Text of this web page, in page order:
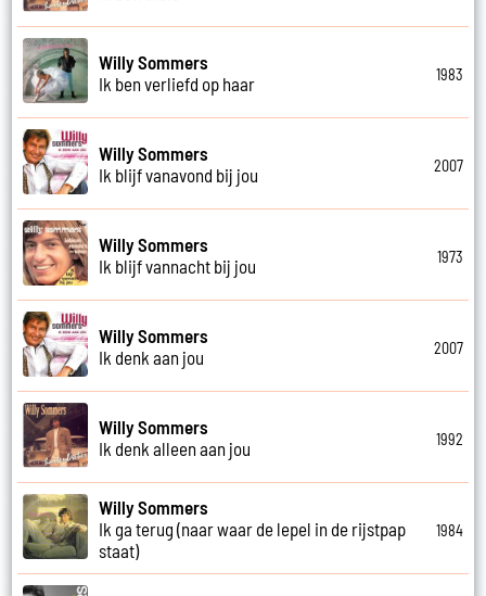
Willy Sommers
Ik ben verliefd op haar
1983
Willy Sommers
Ik blijf vanavond bij jou
2007
Willy Sommers
Ik blijf vannacht bij jou
1973
Willy Sommers
Ik denk aan jou
2007
Willy Sommers
Ik denk alleen aan jou
1992
Willy Sommers
Ik ga terug (naar waar de lepel in de rijstpap
staat)
1984